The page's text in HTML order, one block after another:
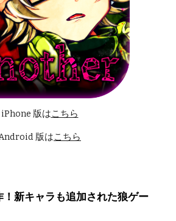
iPhone 版はこちら
版はこちら
！新キャラも追加された狼ゲー